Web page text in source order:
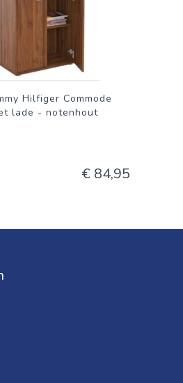
Hilfiger Commode
lade - notenhout
€ 84,95